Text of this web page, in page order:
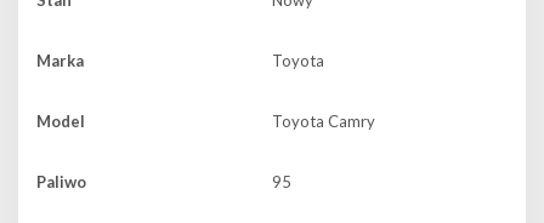
Marka Toyota
Model Toyota Camry
Paliwo 95